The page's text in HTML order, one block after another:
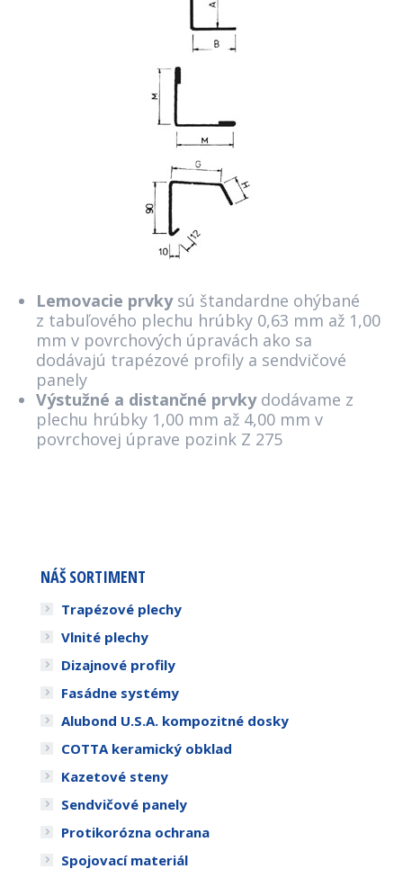
Lemovacie prvkysú štandardne ohýbané
z tabuľového plechu hrúbky 0,63 mm až 1,00
mm v povrchových úpravách ako sa
dodávajú trapézové profily a sendvičové
panely
Výstužné a distančné prvkydodávame z
plechu hrúbky 1,00 mm až 4,00 mm v
povrchovej úprave pozink Z 275
NÁŠ SORTIMENT
Trapézové plechy
Vlnité plechy
Dizajnové profily
Fasádne systémy
Alubond U.S.A. kompozitné dosky
COTTA keramický obklad
Kazetové steny
Sendvičové panely
Protikorózna ochrana
Spojovací materiál